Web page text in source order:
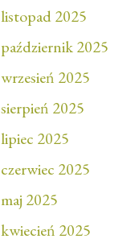
listopad 2025
październik 2025
wrzesień 2025
sierpień 2025
lipiec 2025
czerwiec 2025
maj 2025
kwiecień 2025